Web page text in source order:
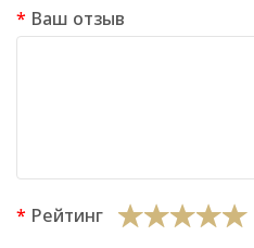
Ваш отзыв
Рейтинг